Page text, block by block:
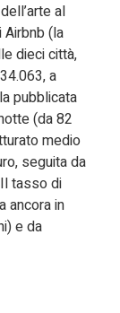
al
(la
dieci città,
a
pubblicata
(da 82
medio
seguita da
tasso di
ancora in
e da